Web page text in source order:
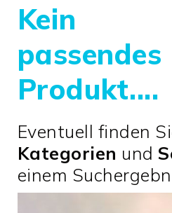
Service
Kein
passendes
Produkt....
Eventuell finden
Kategorien und
einem